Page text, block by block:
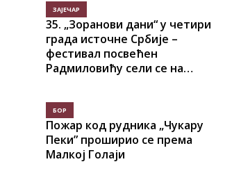
ЗАЈЕЧАР
35. „Зоранови дани“ у четири
града источне Србије –
фестивал посвећен
Радмиловићу сели се на
БОР
Пожар код рудника „Чукару
Пеки” проширио се према
Малкој Голаји